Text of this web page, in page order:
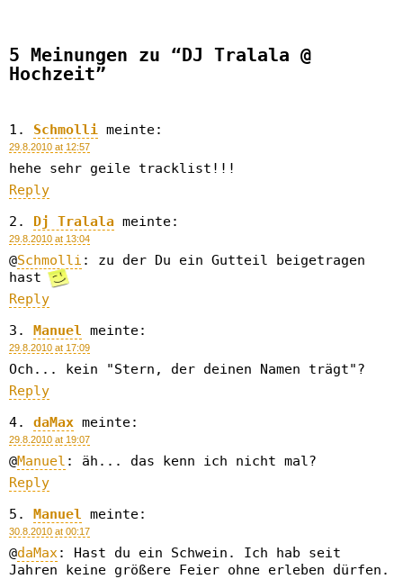
5 Meinungen zu “DJ Tralala @
Hochzeit”
Schmolli meinte:
29.8.2010 at 12:57
hehe sehr geile tracklist!!!
Reply
Dj Tralala meinte:
29.8.2010 at 13:04
@Schmolli : zu der Du ein Gutteil beigetragen
hast
Reply
Manuel meinte:
29.8.2010 at 17:09
Och... kein "Stern, der deinen Namen trägt"?
Reply
daMax meinte:
29.8.2010 at 19:07
@Manuel : äh... das kenn ich nicht mal?
Reply
Manuel meinte:
30.8.2010 at 00:17
@daMax: Hast du ein Schwein. Ich hab seit
Jahren keine größere Feier ohne erleben dürfen.